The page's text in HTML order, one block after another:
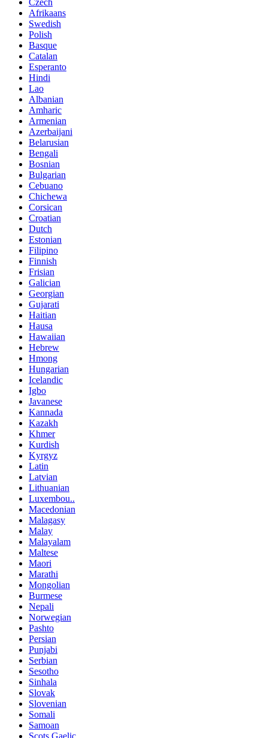
Czech
Afrikaans
Swedish
Polish
Basque
Catalan
Esperanto
Hindi
Lao
Albanian
Amharic
Armenian
Azerbaijani
Belarusian
Bengali
Bosnian
Bulgarian
Cebuano
Chichewa
Corsican
Croatian
Dutch
Estonian
Filipino
Finnish
Frisian
Galician
Georgian
Gujarati
Haitian
Hausa
Hawaiian
Hebrew
Hmong
Hungarian
Icelandic
Igbo
Javanese
Kannada
Kazakh
Khmer
Kurdish
Kyrgyz
Latin
Latvian
Lithuanian
Luxembou..
Macedonian
Malagasy
Malay
Malayalam
Maltese
Maori
Marathi
Mongolian
Burmese
Nepali
Norwegian
Pashto
Persian
Punjabi
Serbian
Sesotho
Sinhala
Slovak
Slovenian
Somali
Samoan
Scots Gaelic